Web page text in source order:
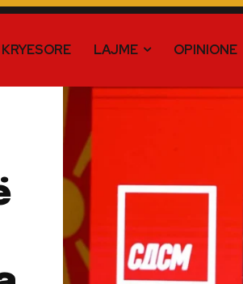
KRYESORE LAJME OPINIONE